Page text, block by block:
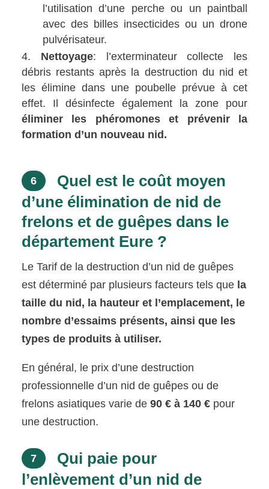
l’utilisation d’une perche ou un paintball
avec des billes insecticides ou un drone
pulvérisateur.
Nettoyage: l’exterminateur collecte les
débris restants après la destruction du nid et
les élimine dans une poubelle prévue à cet
effet. Il désinfecte également la zone pour
éliminer les phéromones et prévenir la
formation d’un nouveau nid.
6
Quel est le coût moyen
d’une élimination de nid de
frelons et de guêpes dans le
département Eure ?
Le Tarif de la destruction d’un nid de guêpes
est déterminé par plusieurs facteurs tels que la
taille du nid, la hauteur et l’emplacement, le
nombre d’essaims présents, ainsi que les
types de produits à utiliser.
En général, le prix d’une destruction
professionnelle d’un nid de guêpes ou de
frelons asiatiques varie de90 € à 140 € pour
une destruction.
7
Qui paie pour
l’enlèvement d’un nid de